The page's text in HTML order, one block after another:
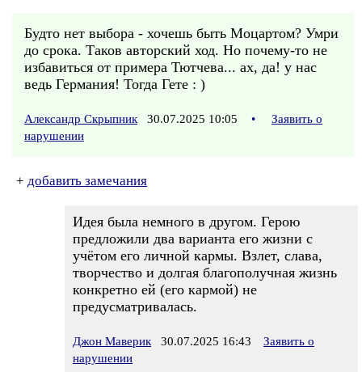
Будто нет выбора - хочешь быть Моцартом? Умри
до срока. Таков авторский ход. Но почему-то не
избавиться от примера Тютчева... ах, да! у нас
ведь Германия! Тогда Гете : )
Александр Скрыпник 30.07.2025 10:05 •
Заявить о
нарушении
+ добавить замечания
Идея была немного в другом. Герою
предложили два варианта его жизни с
учётом его личной кармы. Взлет, слава,
творчество и долгая благополучная жизнь
конкретно ей (его кармой) не
предусматривалась.
Джон Маверик 30.07.2025 16:43
Заявить о
нарушении